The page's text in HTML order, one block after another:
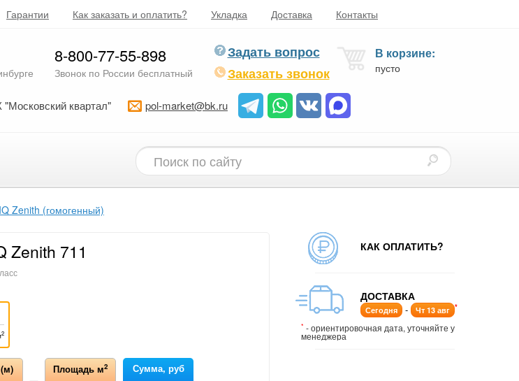
Гарантии Как заказать и оплатить? Укладка Доставка Контакты
8-800-77-55-898
Звонок по России бесплатный
Задать вопрос
Заказать звонок
В корзине:
пусто
квартал" pol-market@bk.ru
IQ Zenith (гомогенный)
Zenith 711
2
Площадь м2 Сумма, руб
КАК ОПЛАТИТЬ?
ДОСТАВКА
Сегодня - Чт 13 авг *
* - ориентировочная дата, уточняйте у
менеджера